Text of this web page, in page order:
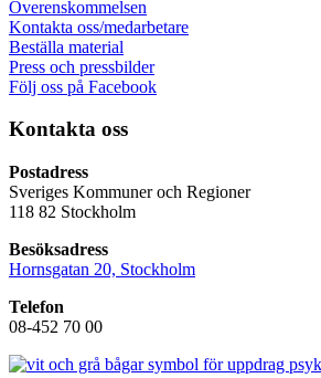
Överenskommelsen
Kontakta oss/medarbetare
Beställa material
Press och pressbilder
Följ oss på Facebook
Kontakta oss
Postadress
Sveriges Kommuner och Regioner
118 82 Stockholm
Besöksadress
Hornsgatan 20, Stockholm
Telefon
08-452 70 00